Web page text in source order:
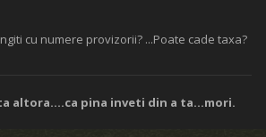
cu numere provizorii? ...Poate cade taxa?
altora....ca pina inveti din a ta...mori.